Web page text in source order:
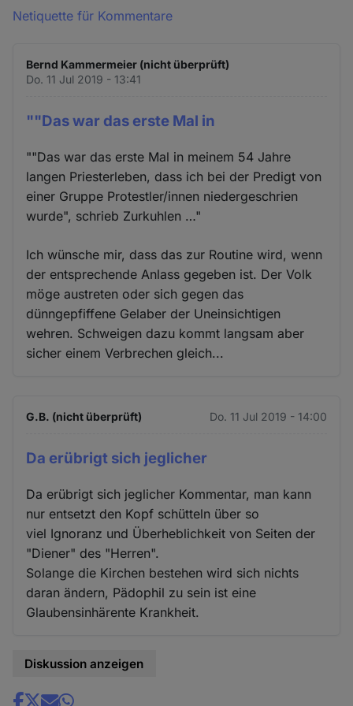
Netiquette für Kommentare
Bernd Kammermeier (nicht überprüft)
Do. 11 Jul 2019 - 13:41
""Das war das erste Mal in
""Das war das erste Mal in meinem 54 Jahre
langen Priesterleben, dass ich bei der Predigt von
einer Gruppe Protestler/innen niedergeschrien
wurde", schrieb Zurkuhlen …"
Ich wünsche mir, dass das zur Routine wird, wenn
der entsprechende Anlass gegeben ist. Der Volk
möge austreten oder sich gegen das
dünngepfiffene Gelaber der Uneinsichtigen
wehren. Schweigen dazu kommt langsam aber
sicher einem Verbrechen gleich...
G.B. (nicht überprüft) Do. 11 Jul 2019 - 14:00
Da erübrigt sich jeglicher
Da erübrigt sich jeglicher Kommentar, man kann
nur entsetzt den Kopf schütteln über so
viel Ignoranz und Überheblichkeit von Seiten der
"Diener" des "Herren".
Solange die Kirchen bestehen wird sich nichts
daran ändern, Pädophil zu sein ist eine
Glaubensinhärente Krankheit.
Diskussion anzeigen